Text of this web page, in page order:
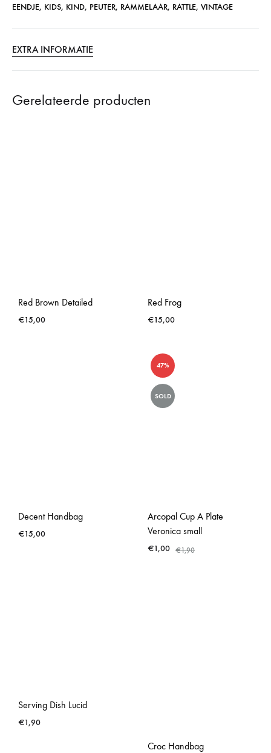
EENDJE, KIDS, KIND, PEUTER, RAMMELAAR, RATTLE, VINTAGE
EXTRA INFORMATIE
Gerelateerde producten
Red Brown Detailed
€15,00
Red Frog
€15,00
Decent Handbag
€15,00
47%
SOLD
Arcopal Cup A Plate
Veronica small
€1,00 €1,90
Serving Dish Lucid
€1,90
Croc Handbag